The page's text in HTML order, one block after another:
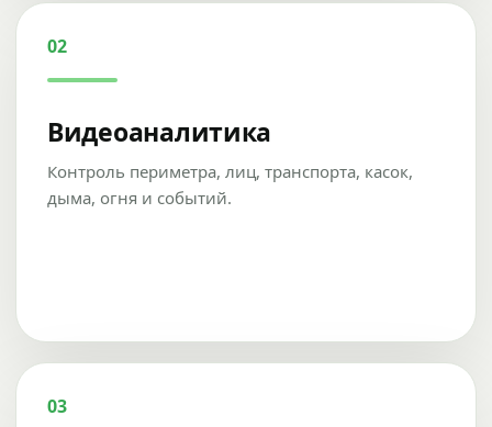
02
Видеоаналитика
Контроль периметра, лиц, транспорта, касок,
дыма, огня и событий.
03